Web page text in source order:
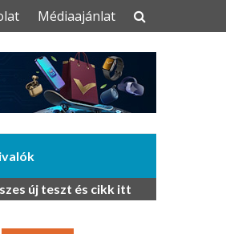
Médiaajánlat
új teszt és cikk itt